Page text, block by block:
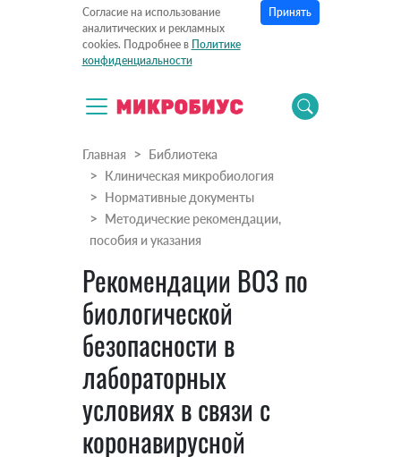
Согласие на использование
аналитических и рекламных
cookies. Подробнее в Политике
конфиденциальности
Принять
Главная
Библиотека
Клиническая микробиология
Нормативные документы
Методические рекомендации,
пособия и указания
Рекомендации ВОЗ по
биологической
безопасности в
лабораторных
условиях в связи с
коронавирусной